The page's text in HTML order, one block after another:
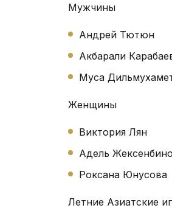
Мужчины
Андрей Тютюн
Акбарали
Муса
Женщины
Виктория Лян
Адель
Роксана Юнусова
Летние Азиатские